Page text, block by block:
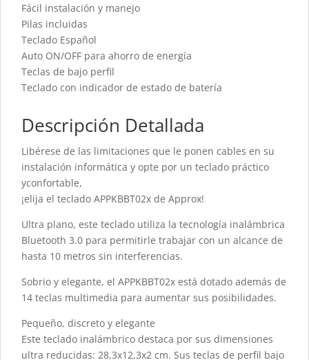
Fácil instalación y manejo
Pilas incluidas
Teclado Español
Auto ON/OFF para ahorro de energía
Teclas de bajo perfil
Teclado con indicador de estado de batería
Descripción Detallada
Libérese de las limitaciones que le ponen cables en su
instalación informática y opte por un teclado práctico
yconfortable,
¡elija el teclado APPKBBT02x de Approx!
Ultra plano, este teclado utiliza la tecnología inalámbrica
Bluetooth 3.0 para permitirle trabajar con un alcance de
hasta 10 metros sin interferencias.
Sobrio y elegante, el APPKBBT02x está dotado además de
14 teclas multimedia para aumentar sus posibilidades.
Pequeño, discreto y elegante
Este teclado inalámbrico destaca por sus dimensiones
ultra reducidas: 28,3x12,3x2 cm. Sus teclas de perfil bajo